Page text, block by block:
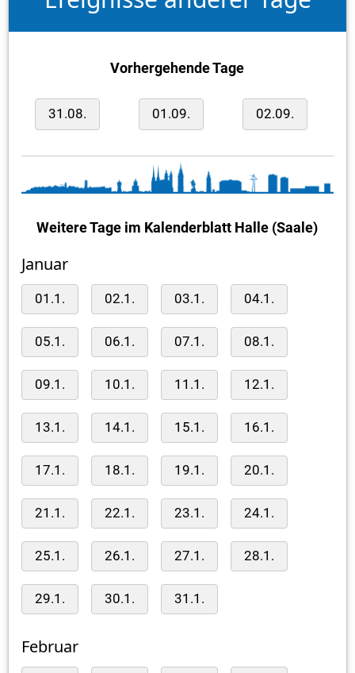
Vorhergehende Tage
31.08. 01.09. 02.09.
Weitere Tage im Kalenderblatt Halle (Saale)
Januar
01.1. 02.1. 03.1. 04.1.
05.1. 06.1. 07.1. 08.1.
09.1. 10.1. 11.1. 12.1.
13.1. 14.1. 15.1. 16.1.
17.1. 18.1. 19.1. 20.1.
21.1. 22.1. 23.1. 24.1.
25.1. 26.1. 27.1. 28.1.
29.1. 30.1. 31.1.
Februar